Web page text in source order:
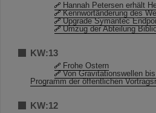
Hannah Petersen erhält
Kennwortänderung des
Upgrade Symantec
Umzug der Abteilung
KW:13
Frohe Ostern
Von Gravitationswellen
Programm der öffentlichen
KW:12